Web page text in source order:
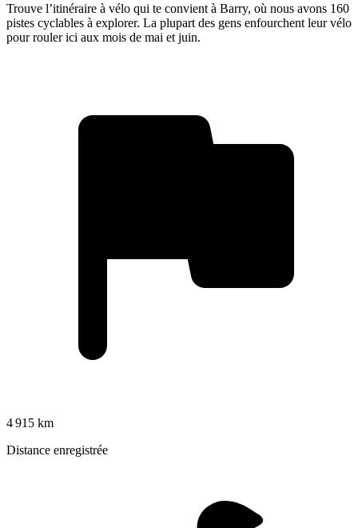
Trouve l’itinéraire à vélo qui te convient à Barry, où nous avons 160
pistes cyclables à explorer. La plupart des gens enfourchent leur vélo
pour rouler ici aux mois de mai et juin.
4 915 km
Distance enregistrée